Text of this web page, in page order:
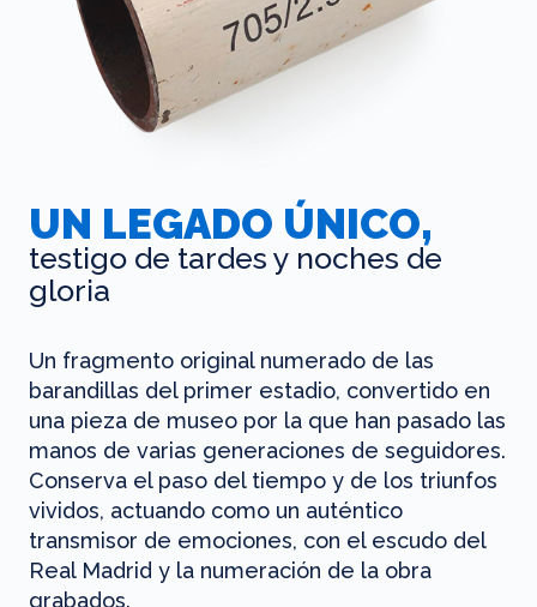
UN LEGADO ÚNICO,
testigo de tardes y noches de
gloria
Un fragmento original numerado de las
barandillas del primer estadio, convertido en
una pieza de museo por la que han pasado las
manos de varias generaciones de seguidores.
Conserva el paso del tiempo y de los triunfos
vividos, actuando como un auténtico
transmisor de emociones, con el escudo del
Real Madrid y la numeración de la obra
grabados.